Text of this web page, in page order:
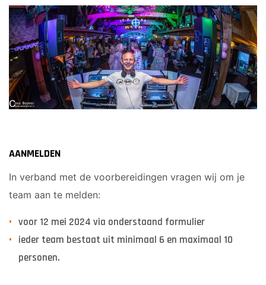
AANMELDEN
In verband met de voorbereidingen vragen wij om je
team aan te melden:
voor 12 mei 2024 via onderstaand formulier
ieder team bestaat uit minimaal 6 en maximaal 10
personen.